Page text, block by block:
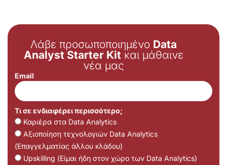
Λάβε προσωποποιημένο Data
Analyst Starter Kit και μάθαινε
νέα μας
Email
Τι σε ενδιαφέρει περισσότερο;
Καριέρα στα Data Analytics
Αξιοποίηση τεχνολογιών Data Analytics
(Επαγγελματίας άλλου κλάδου)
Upskilling (Είμαι ήδη στον χώρο των Data Analytics)